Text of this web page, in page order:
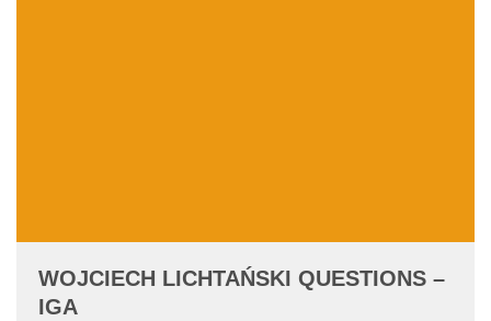
WOJCIECH LICHTAŃSKI QUESTIONS –
IGA